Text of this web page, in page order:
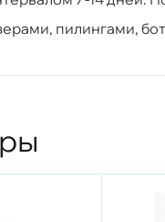
пилингами,